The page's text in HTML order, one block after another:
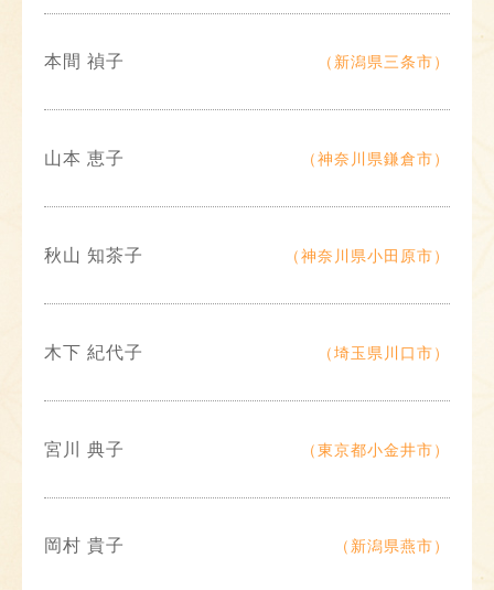
本間 禎子 （新潟県三条市）
山本 恵子 （神奈川県鎌倉市）
秋山 知茶子 （神奈川県小田原市）
木下 紀代子 （埼玉県川口市）
宮川 典子 （東京都小金井市）
岡村 貴子 （新潟県燕市）